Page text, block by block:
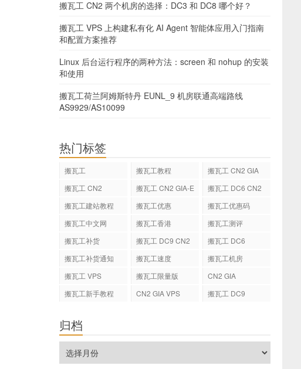
搬瓦工 CN2 两个机房的选择：DC3 和 DC8 哪个好？
搬瓦工 VPS 上构建私有化 AI Agent 智能体应用入门指南
和配置方案推荐
Linux 后台运行程序的两种方法：screen 和 nohup 的安装
和使用
搬瓦工荷兰阿姆斯特丹 EUNL_9 机房联通高端路线
AS9929/AS10099
热门标签
搬瓦工 搬瓦工教程
搬瓦工 CN2 GIA
搬瓦工 CN2
搬瓦工 CN2 GIA-E
搬瓦工 DC6 CN2
搬瓦工建站教程 搬瓦工优惠
搬瓦工优惠码
搬瓦工中文网
搬瓦工香港
搬瓦工测评
搬瓦工补货
搬瓦工 DC9 CN2
搬瓦工 DC6
搬瓦工补货通知
搬瓦工速度
搬瓦工机房
搬瓦工 VPS
搬瓦工限量版
CN2 GIA
搬瓦工新手教程
CN2 GIA VPS 搬瓦工 DC9
归档